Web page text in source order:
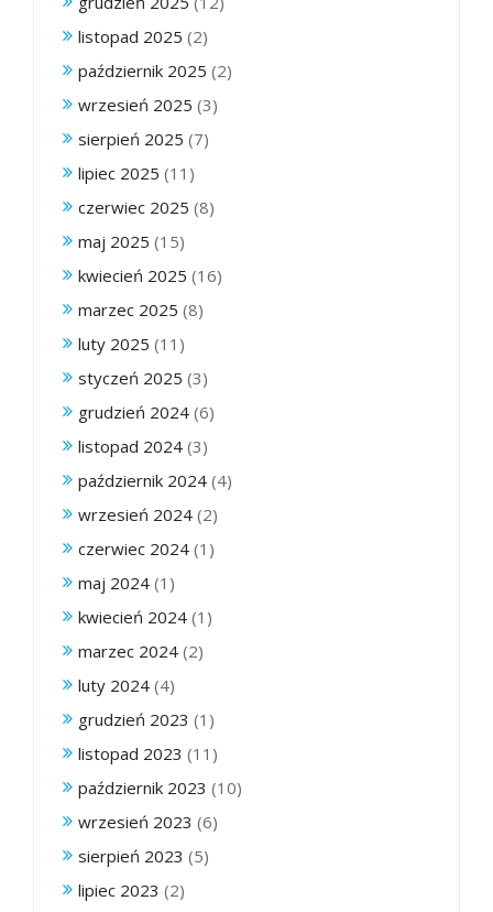
listopad 2025 (2)
październik 2025 (2)
wrzesień 2025 (3)
sierpień 2025 (7)
lipiec 2025 (11)
czerwiec 2025 (8)
maj 2025 (15)
kwiecień 2025 (16)
marzec 2025 (8)
luty 2025 (11)
styczeń 2025 (3)
grudzień 2024 (6)
listopad 2024 (3)
październik 2024 (4)
wrzesień 2024 (2)
czerwiec 2024 (1)
maj 2024 (1)
kwiecień 2024 (1)
marzec 2024 (2)
luty 2024 (4)
grudzień 2023 (1)
listopad 2023 (11)
październik 2023 (10)
wrzesień 2023 (6)
sierpień 2023 (5)
lipiec 2023 (2)